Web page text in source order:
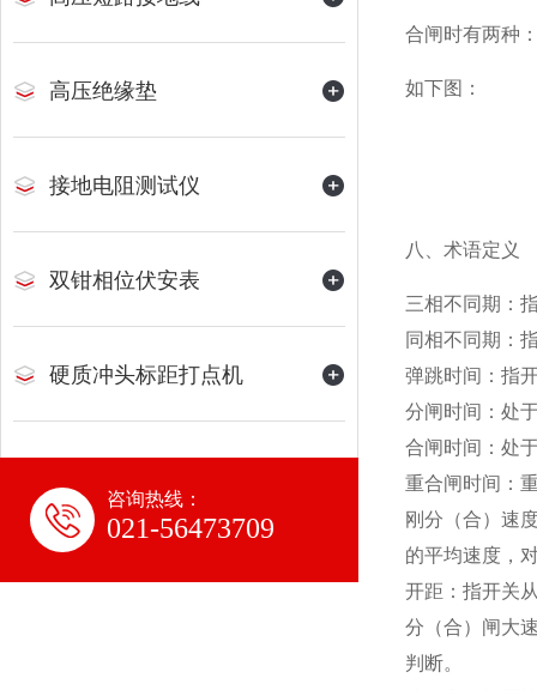
高压绝缘垫
接地电阻测试仪
双钳相位伏安表
硬质冲头标距打点机
咨询热线：
021-56473709
合闸时有两种
如下图：
八、术语定义
三相不同期：
同相不同期：
弹跳时间：指
分闸时间：处
合闸时间：处
重合闸时间：
刚分（合）速
的平均速度，
开距：指开关
分（合）闸大
判断。